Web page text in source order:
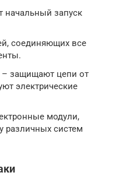
начальный запуск
соединяющих все
– защищают цепи от
электрические
модули,
различных систем